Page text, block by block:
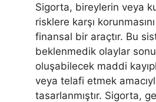
Sigorta, bireylerin veya
risklere karşı
finansal bir araçtır. Bu
beklenmedik olaylar
oluşabilecek maddi
veya telafi etmek
tasarlanmıştır. Sigorta,